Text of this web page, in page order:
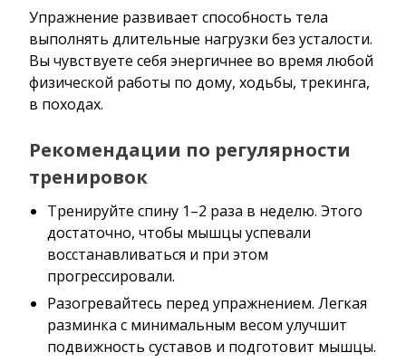
Упражнение развивает способность тела
выполнять длительные нагрузки без усталости.
Вы чувствуете себя энергичнее во время любой
физической работы по дому, ходьбы, трекинга,
в походах.
Рекомендации по регулярности
тренировок
Тренируйте спину 1–2 раза в неделю. Этого
достаточно, чтобы мышцы успевали
восстанавливаться и при этом
прогрессировали.
Разогревайтесь перед упражнением. Легкая
разминка с минимальным весом улучшит
подвижность суставов и подготовит мышцы.